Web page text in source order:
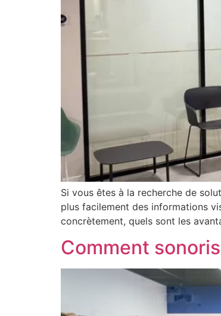
Si vous êtes à la recherche de
plus facilement des informations
concrètement, quels sont les
Comment